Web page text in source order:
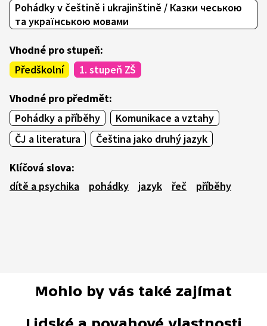
Pohádky v češtině i ukrajinštině / Казки чеською
та українською мовами
Vhodné pro stupeň:
Předškolní
1. stupeň ZŠ
Vhodné pro předmět:
Pohádky a příběhy
Komunikace a vztahy
ČJ a literatura
Čeština jako druhý jazyk
Klíčová slova:
dítě a psychika
pohádky jazyk řeč příběhy
Mohlo by vás také zajímat